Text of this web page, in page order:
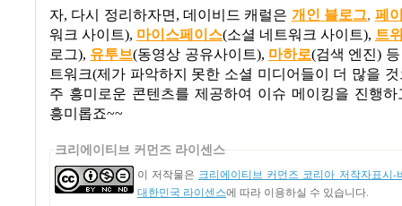
자, 다시 정리하자면, 데이비드 캐럴은 개인 블로그, 페
워크 사이트), 마이스페 이 스(소셜 네트워크 사이트), 트
로그), 유투브(동영상 공유사이트), 마하로(검색 엔진)
트워크(제가 파악하지 못한 소셜 미디어들이 더 많을
주 흥미로운 콘텐츠를 제공하여 이슈 메이킹을 진행
흥미롭죠~~
크리에이티브 커먼즈 라이센스
이 저작물은 크리에이티브 커먼즈 코리아 저작자표시-
대한민국 라이센스에 따라 이용하실 수 있습니다.